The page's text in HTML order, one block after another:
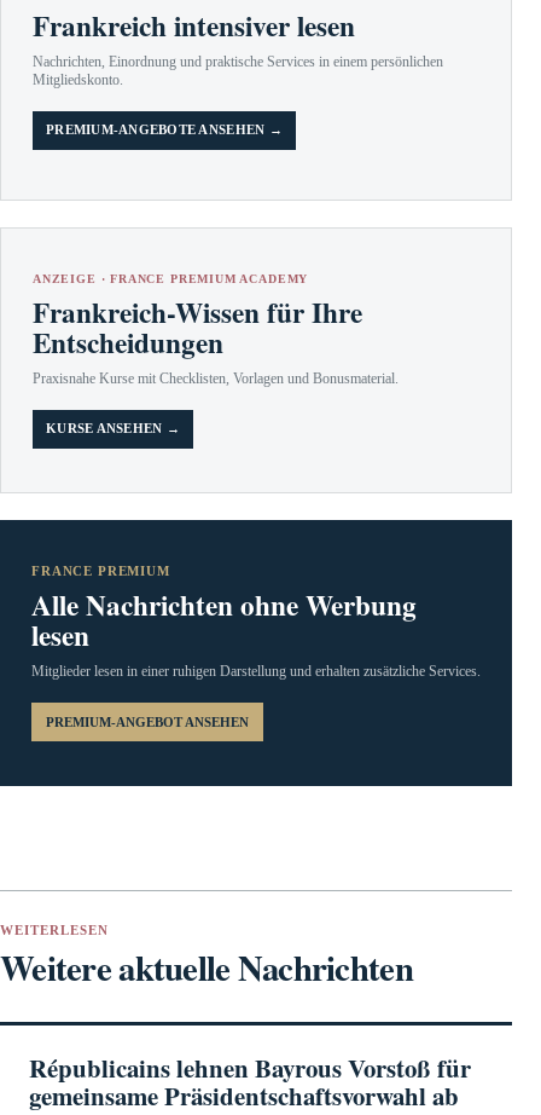
Frankreich intensiver lesen
Nachrichten, Einordnung und praktische Services in einem persönlichen
Mitgliedskonto.
PREMIUM-ANGEBOTE ANSEHEN →
ANZEIGE · FRANCE PREMIUM ACADEMY
Frankreich-Wissen für Ihre
Entscheidungen
Praxisnahe Kurse mit Checklisten, Vorlagen und Bonusmaterial.
KURSE ANSEHEN →
FRANCE PREMIUM
Alle Nachrichten ohne Werbung
lesen
Mitglieder lesen in einer ruhigen Darstellung und erhalten zusätzliche Services.
PREMIUM-ANGEBOT ANSEHEN
WEITERLESEN
Weitere aktuelle Nachrichten
Républicains lehnen Bayrous Vorstoß für
gemeinsame Präsidentschaftsvorwahl ab